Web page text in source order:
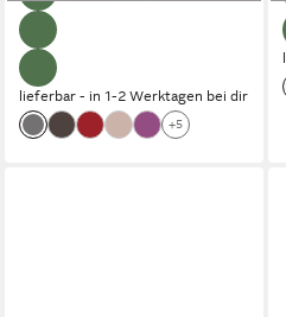
lieferbar - in 1-2 Werktagen bei dir
+5